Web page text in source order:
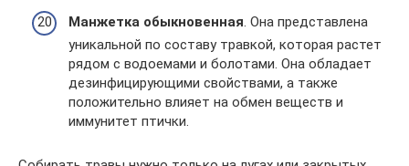
Манжетка обыкновенная . Она представлена
уникальной по составу травкой, которая растет
рядом с водоемами и болотами. Она обладает
дезинфицирующими свойствами, а также
положительно влияет на обмен веществ и
иммунитет птички.